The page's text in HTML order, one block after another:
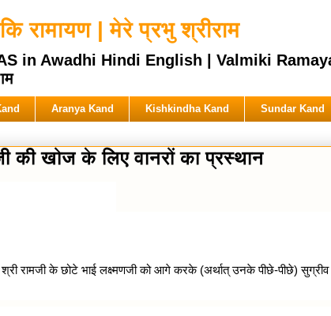
रामायण | मेरे प्रभु श्रीराम
in Awadhi Hindi English | Valmiki
Aranya Kand Kishkindha Kand Sundar Kand
की खोज के लिए वानरों का प्रस्थान
रामजी के छोटे भाई लक्ष्मणजी को आगे करके (अर्थात् उनके पीछे-पीछे) सुग्रीव